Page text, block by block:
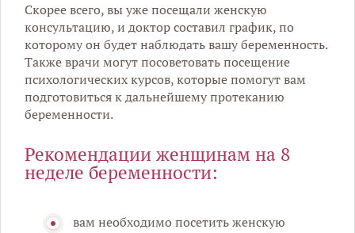
Скорее всего, вы уже посещали женскую
консультацию, и доктор составил график, по
которому он будет наблюдать вашу беременность.
Также врачи могут посоветовать посещение
психологических курсов, которые помогут вам
подготовиться к дальнейшему протеканию
беременности.
Рекомендации женщинам на 8
неделе беременности:
вам необходимо посетить женскую